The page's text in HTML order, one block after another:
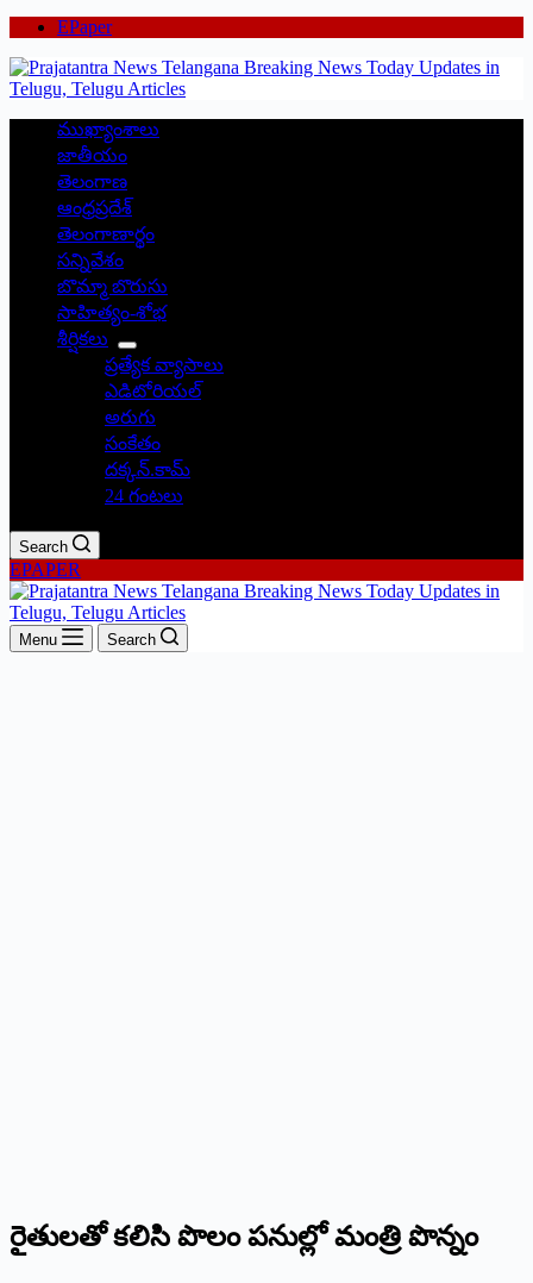
EPaper
ముఖ్యాంశాలు
జాతీయం
తెలంగాణ
ఆంధ్రప్రదేశ్
తెలంగాణార్థం
సన్నివేశం
బొమ్మా బొరుసు
సాహిత్యం-శోభ
శీర్షికలు
ప్రత్యేక వ్యాసాలు
ఎడిటోరియల్
అరుగు
సంకేతం
దక్కన్.కామ్
24 గంటలు
Search
EPAPER
Menu Search
రైతులతో కలిసి పొలం పనుల్లో మంత్రి పొన్నం